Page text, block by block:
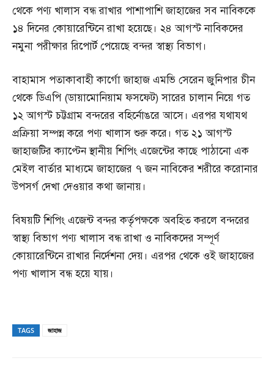
থেকে পণ্য খালাস বন্ধ রাখার পাশাপাশি জাহাজের সব নাবিককে
১৪ দিনের কোয়ারেন্টিনে রাখা হয়েছে। ২৪ আগস্ট নাবিকদের
নমুনা পরীক্ষার রিপোর্ট পেয়েছে বন্দর স্বাস্থ্য বিভাগ।
বাহামাস পতাকাবাহী কার্গো জাহাজ এমভি সেরেন জুনিপার চীন
থেকে ডিএপি (ডায়ামোনিয়াম ফসফেট) সারের চালান নিয়ে গত
১২ আগস্ট চট্টগ্রাম বন্দরের বহির্নোঙরে আসে। এরপর যথাযথ
প্রক্রিয়া সম্পন্ন করে পণ্য খালাস শুরু করে। গত ২১ আগস্ট
জাহাজটির ক্যাপ্টেন স্থানীয় শিপিং এজেন্টের কাছে পাঠানো এক
মেইল বার্তার মাধ্যমে জাহাজের ৭ জন নাবিকের শরীরে করোনার
উপসর্গ দেখা দেওয়ার কথা জানায়।
বিষয়টি শিপিং এজেন্ট বন্দর কর্তৃপক্ষকে অবহিত করলে বন্দরের
স্বাস্থ্য বিভাগ পণ্য খালাস বন্ধ রাখা ও নাবিকদের সম্পূর্ণ
কোয়ারেন্টিনে রাখার নির্দেশনা দেয়। এরপর থেকে ওই জাহাজের
পণ্য খালাস বন্ধ হয়ে যায়।
TAGS জাহাজ